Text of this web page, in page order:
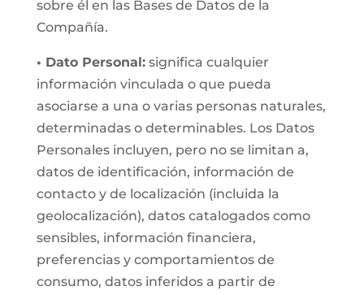
sobre él en las Bases de Datos de la
Compañía.
• Dato Personal:significa cualquier
información vinculada o que pueda
asociarse a una o varias personas naturales,
determinadas o determinables. Los Datos
Personales incluyen, pero no se limitan a,
datos de identificación, información de
contacto y de localización (incluida la
geolocalización), datos catalogados como
sensibles, información financiera,
preferencias y comportamientos de
consumo, datos inferidos a partir de